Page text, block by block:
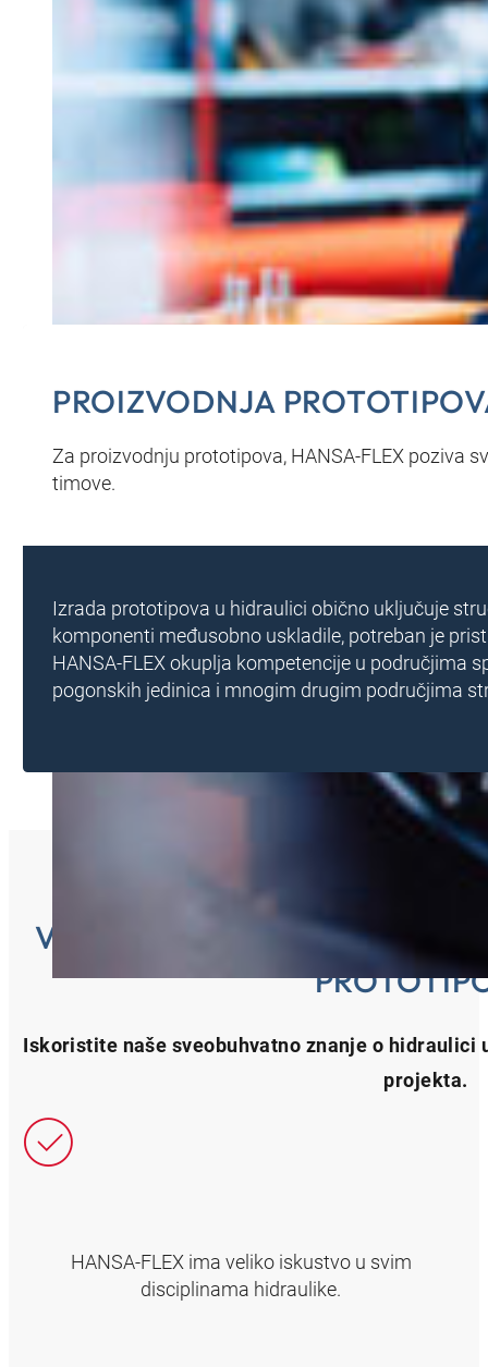
PROIZVODNJA
Za proizvodnju prototipova, HANSA‑FLEX poziva
timove.
Izrada prototipova u hidraulici obično uključuje
komponenti međusobno uskladile, potreban je
HANSA‑FLEX okuplja kompetencije u područjima
pogonskih jedinica i mnogim drugim područjima
VAŠE PREDNOSTI SA
Iskoristite naše sveobuhvatno znanje o hidraulici
projekta.
HANSA‑FLEX ima veliko iskustvo u svim
disciplinama hidraulike.